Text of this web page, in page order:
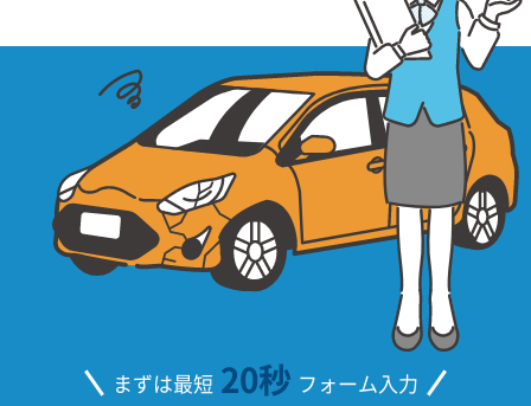
まずは最短 20秒 フォーム入力